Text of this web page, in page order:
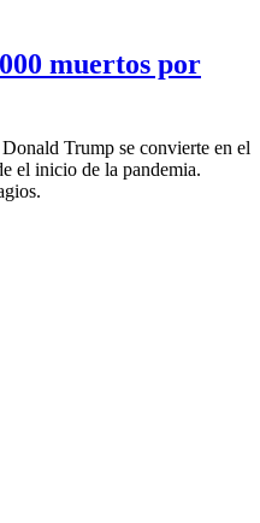
muertos por
Trump se convierte en el
el inicio de la pandemia.